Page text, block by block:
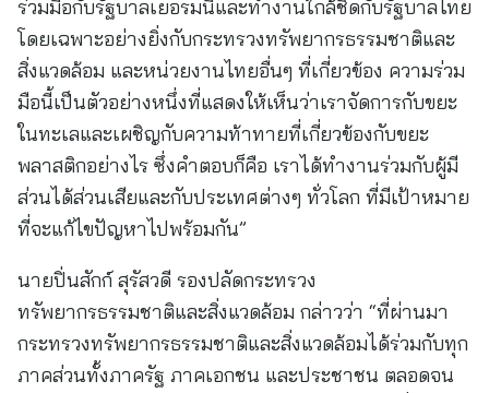
ร่วมมือกับรัฐบาลเยอรมนีและทำงานใกล้ชิดกับรัฐบาลไทย
โดยเฉพาะอย่างยิ่งกับกระทรวงทรัพยากรธรรมชาติและ
สิ่งแวดล้อม และหน่วยงานไทยอื่นๆ ที่เกี่ยวข้อง ความร่วม
มือนี้เป็นตัวอย่างหนึ่งที่แสดงให้เห็นว่าเราจัดการกับขยะ
ในทะเลและเผชิญกับความท้าทายที่เกี่ยวข้องกับขยะ
พลาสติกอย่างไร ซึ่งคำตอบก็คือ เราได้ทำงานร่วมกับผู้มี
ส่วนได้ส่วนเสียและกับประเทศต่างๆ ทั่วโลก ที่มีเป้าหมาย
ที่จะแก้ไขปัญหาไปพร้อมกัน”
นายปิ่นสักก์ สุรัสวดี รองปลัดกระทรวง
ทรัพยากรธรรมชาติและสิ่งแวดล้อม กล่าวว่า “ที่ผ่านมา
กระทรวงทรัพยากรธรรมชาติและสิ่งแวดล้อมได้ร่วมกับทุก
ภาคส่วนทั้งภาครัฐ ภาคเอกชน และประชาชน ตลอดจน